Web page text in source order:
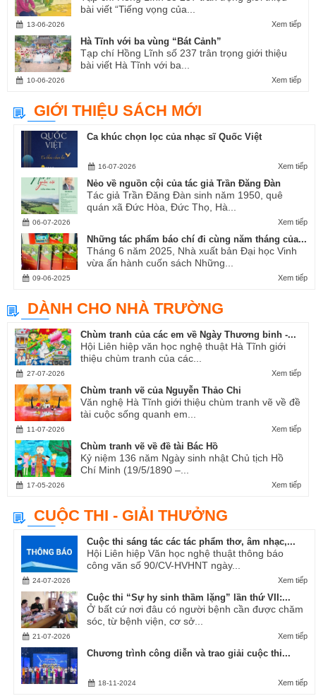
bài viết “Tiếng vọng của...
Xem tiếp
13-06-2026
Hà Tĩnh với ba vùng “Bát Cảnh”
Tạp chí Hồng Lĩnh số 237 trân trọng giới thiệu
bài viết Hà Tĩnh với ba...
Xem tiếp
10-06-2026
GIỚI THIỆU SÁCH MỚI
Ca khúc chọn lọc của nhạc sĩ Quốc Việt
Xem tiếp
16-07-2026
Nẻo về nguồn cội của tác giả Trần Đăng Đàn
Tác giả Trần Đăng Đàn sinh năm 1950, quê
quán xã Đức Hòa, Đức Thọ, Hà...
Xem tiếp
06-07-2026
Những tác phẩm báo chí đi cùng năm tháng của...
Tháng 6 năm 2025, Nhà xuất bản Đại học Vinh
vừa ấn hành cuốn sách Những...
Xem tiếp
09-06-2025
DÀNH CHO NHÀ TRƯỜNG
Chùm tranh của các em về Ngày Thương binh -...
Hội Liên hiệp văn học nghệ thuật Hà Tĩnh giới
thiệu chùm tranh của các...
Xem tiếp
27-07-2026
Chùm tranh vẽ của Nguyễn Thảo Chi
Văn nghệ Hà Tĩnh giới thiệu chùm tranh vẽ về đề
tài cuộc sống quanh em...
Xem tiếp
11-07-2026
Chùm tranh vẽ về đề tài Bác Hồ
Kỷ niệm 136 năm Ngày sinh nhật Chủ tịch Hồ
Chí Minh (19/5/1890 –...
Xem tiếp
17-05-2026
CUỘC THI - GIẢI THƯỞNG
Cuộc thi sáng tác các tác phẩm thơ, âm nhạc,...
Hội Liên hiệp Văn học nghệ thuật thông báo
công văn số 90/CV-HVHNT ngày...
Xem tiếp
24-07-2026
Cuộc thi “Sự hy sinh thầm lặng” lần thứ VII:...
Ở bất cứ nơi đâu có người bệnh cần được chăm
sóc, từ bệnh viện, cơ sở...
Xem tiếp
21-07-2026
Chương trình công diễn và trao giải cuộc thi...
Xem tiếp
18-11-2024